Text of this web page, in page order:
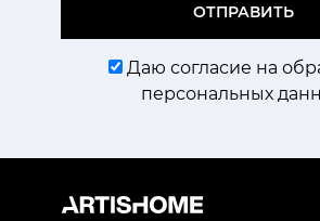
ОТПРАВИТЬ
Даю согласие на
персональных